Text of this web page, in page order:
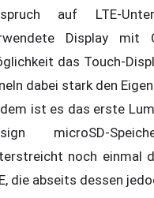
auf LTE-
Display mit
das Touch-
dabei stark den
ist es das erste
microSD-
noch einmal
die abseits dessen